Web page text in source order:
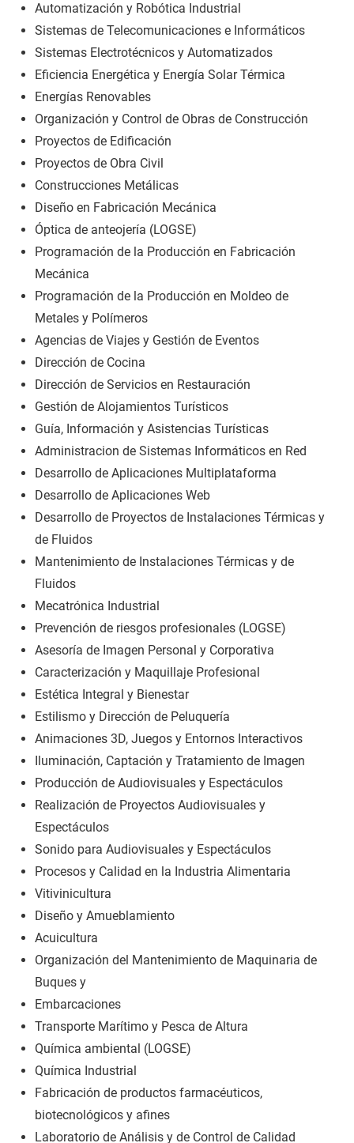
Automatización y Robótica Industrial
Sistemas de Telecomunicaciones e Informáticos
Sistemas Electrotécnicos y Automatizados
Eficiencia Energética y Energía Solar Térmica
Energías Renovables
Organización y Control de Obras de Construcción
Proyectos de Edificación
Proyectos de Obra Civil
Construcciones Metálicas
Diseño en Fabricación Mecánica
Óptica de anteojería (LOGSE)
Programación de la Producción en Fabricación
Mecánica
Programación de la Producción en Moldeo de
Metales y Polímeros
Agencias de Viajes y Gestión de Eventos
Dirección de Cocina
Dirección de Servicios en Restauración
Gestión de Alojamientos Turísticos
Guía, Información y Asistencias Turísticas
Administracion de Sistemas Informáticos en Red
Desarrollo de Aplicaciones Multiplataforma
Desarrollo de Aplicaciones Web
Desarrollo de Proyectos de Instalaciones Térmicas y
de Fluidos
Mantenimiento de Instalaciones Térmicas y de
Fluidos
Mecatrónica Industrial
Prevención de riesgos profesionales (LOGSE)
Asesoría de Imagen Personal y Corporativa
Caracterización y Maquillaje Profesional
Estética Integral y Bienestar
Estilismo y Dirección de Peluquería
Animaciones 3D, Juegos y Entornos Interactivos
Iluminación, Captación y Tratamiento de Imagen
Producción de Audiovisuales y Espectáculos
Realización de Proyectos Audiovisuales y
Espectáculos
Sonido para Audiovisuales y Espectáculos
Procesos y Calidad en la Industria Alimentaria
Vitivinicultura
Diseño y Amueblamiento
Acuicultura
Organización del Mantenimiento de Maquinaria de
Buques y
Embarcaciones
Transporte Marítimo y Pesca de Altura
Química ambiental (LOGSE)
Química Industrial
Fabricación de productos farmacéuticos,
biotecnológicos y afines
Laboratorio de Análisis y de Control de Calidad